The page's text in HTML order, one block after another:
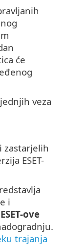
će
veza
zastarjelih
ESET-
i
ove
trajanja